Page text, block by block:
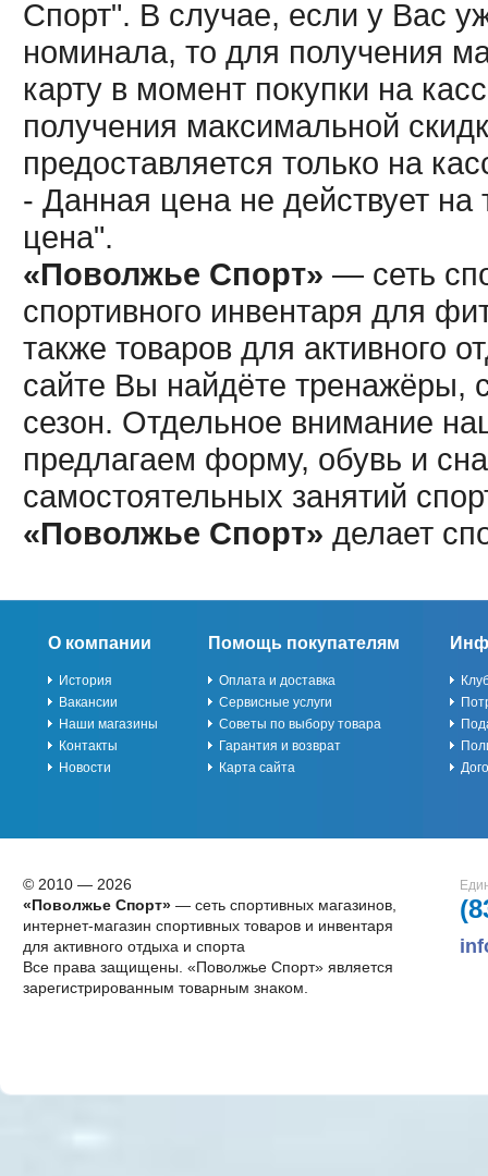
Спорт". В случае, если у Вас
номинала, то для получения
карту в момент покупки на
получения максимальной
предоставляется только на
- Данная цена не действует
цена".
«Поволжье Спорт» — сеть
спортивного инвентаря для
также товаров для активного
сайте Вы найдёте тренажёры,
сезон. Отдельное внимание
предлагаем форму, обувь и
самостоятельных занятий
«Поволжье Спорт» делает
О компании
История
Вакансии
Наши магазины
Контакты
Новости
Помощь покупателям
Оплата и доставка
Сервисные услуги
Советы по выбору товара
Гарантия и возврат
Карта сайта
© 2010 — 2026
«Поволжье Спорт»— сеть спортивных магазинов,
интернет-магазин спортивных товаров и инвентаря
для активного отдыха и спорта
Все права защищены. «Поволжье Спорт» является
зарегистрированным товарным знаком.